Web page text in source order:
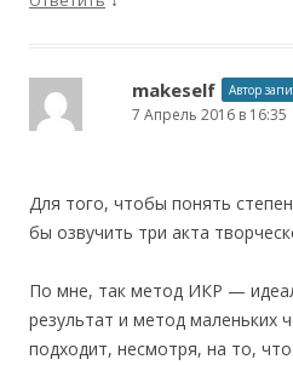
makeself Автор
7 Апрель 2016 в 16:35
Для того, чтобы понять
бы озвучить три акта
По мне, так метод ИКР —
результат и метод маленьких
подходит, несмотря, на то,